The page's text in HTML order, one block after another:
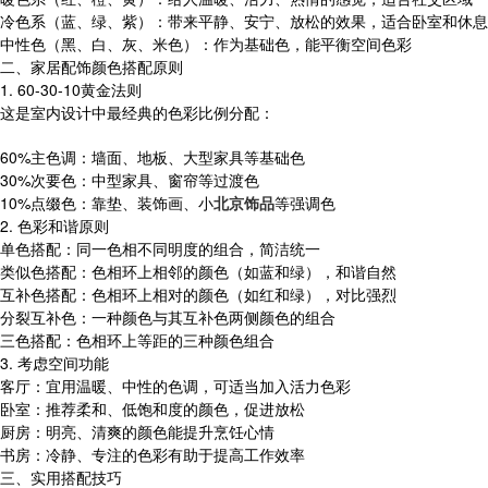
冷色系（蓝、绿、紫）：带来平静、安宁、放松的效果，适合卧室和休
中性色（黑、白、灰、米色）：作为基础色，能平衡空间色彩
二、家居配饰颜色搭配原则
1. 60-30-10黄金法则
这是室内设计中最经典的色彩比例分配：
60%主色调：墙面、地板、大型家具等基础色
30%次要色：中型家具、窗帘等过渡色
10%点缀色：靠垫、装饰画、小北京饰品等强调色
2. 色彩和谐原则
单色搭配：同一色相不同明度的组合，简洁统一
类似色搭配：色相环上相邻的颜色（如蓝和绿），和谐自然
互补色搭配：色相环上相对的颜色（如红和绿），对比强烈
分裂互补色：一种颜色与其互补色两侧颜色的组合
三色搭配：色相环上等距的三种颜色组合
3. 考虑空间功能
客厅：宜用温暖、中性的色调，可适当加入活力色彩
卧室：推荐柔和、低饱和度的颜色，促进放松
厨房：明亮、清爽的颜色能提升烹饪心情
书房：冷静、专注的色彩有助于提高工作效率
三、实用搭配技巧